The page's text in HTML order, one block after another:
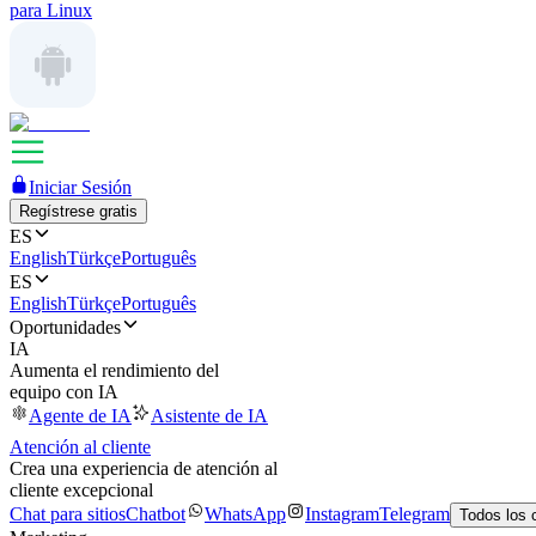
para Linux
Iniciar Sesión
Regístrese gratis
ES
EnglishTürkçePortuguês
ES
EnglishTürkçePortuguês
Oportunidades
IA
Aumenta el rendimiento del
equipo con IA
Agente de IA
Asistente de IA
Atención al cliente
Crea una experiencia de atención al
cliente excepcional
Chat para sitiosChatbot WhatsApp InstagramTelegram Todos los